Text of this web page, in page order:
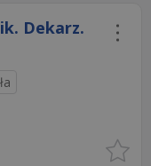
Dekarz.